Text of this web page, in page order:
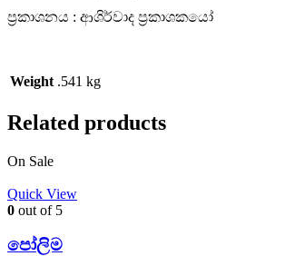
ප්‍රකාශනය : ආශිර්වාද ප්‍රකාශකයෝ
Weight .541 kg
Related products
On Sale
Quick View
0 out of 5
පෝලිම